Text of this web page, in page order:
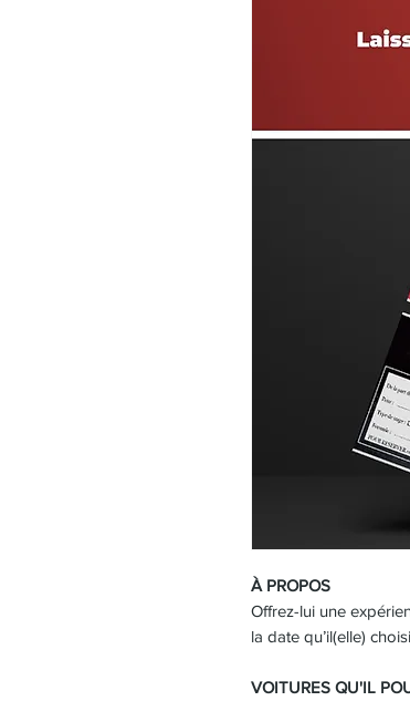
À PROPOS
Offrez-lui une
la date qu’il(elle)
VOITURES QU'IL